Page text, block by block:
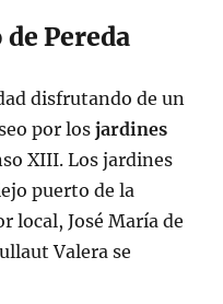
Pereda
disfrutando de un
por losjardines
XIII. Los jardines
puerto de la
local, José María de
Valera se